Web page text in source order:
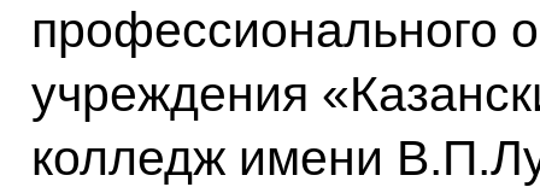
профессионального
учреждения
колледж имени